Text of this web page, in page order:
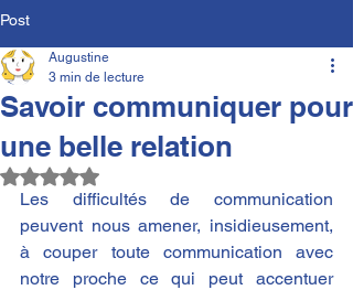
Post
Savoir communiquer pour
une belle relation
Augustine
3 min de lecture
Noté NaN étoiles sur 5.
Les difficultés de communication
peuvent nous amener, insidieusement,
à couper toute communication avec
notre proche ce qui peut accentuer